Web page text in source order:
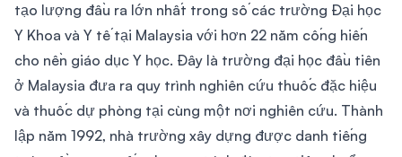
tạo lượng đầu ra lớn nhất trong số các trường Đại học
Y Khoa và Y tế tại Malaysia với hơn 22 năm cống hiến
cho nền giáo dục Y học. Đây là trường đại học đầu tiên
ở Malaysia đưa ra quy trình nghiên cứu thuốc đặc hiệu
và thuốc dự phòng tại cùng một nơi nghiên cứu. Thành
lập năm 1992, nhà trường xây dựng được danh tiếng